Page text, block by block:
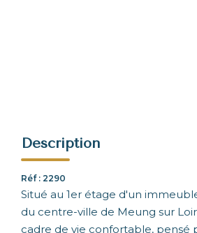
Description
Réf : 2290
Situé au 1er étage d'un
du centre-ville de Meung sur
cadre de vie confortable, pensé